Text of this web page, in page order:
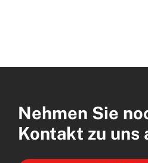
Nehmen Sie
Kontakt zu uns